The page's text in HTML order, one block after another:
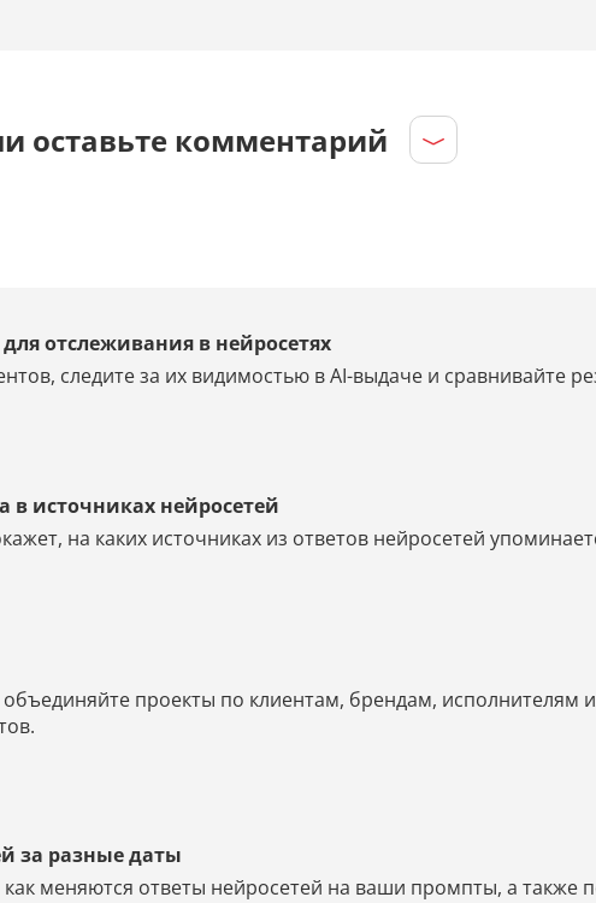
оставьте комментарий
отслеживания в нейросетях
следите за их видимостью в AI-выдаче и сравнивайте
в источниках нейросетей
на каких источниках из ответов нейросетей
объединяйте проекты по клиентам, брендам,
за разные даты
меняются ответы нейросетей на ваши промпты, а также